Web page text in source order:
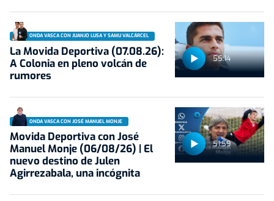
55:14
ONDA VASCA CON JUANJO LUSA Y SAMU VALCÁRCEL
La Movida Deportiva (07.08.26):
A Colonia en pleno volcán de
rumores
51:59
ONDA VASCA CON JOSÉ MANUEL MONJE
Movida Deportiva con José
Manuel Monje (06/08/26) | El
nuevo destino de Julen
Agirrezabala, una incógnita